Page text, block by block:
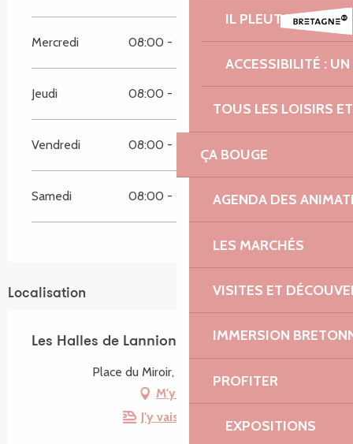
IL PLEUT ? RIEN À
ACCESSIBILITÉ :
TOUS LES LOISIRS
ÇA BOUGE
AGENDA DES
LES MARCHÉS
VISITES ET
IMMERSION
PROFITER
EXPOSITIONS
Mercredi 08:00 - 13:00
Jeudi 08:00 - 13:00
Vendredi 08:00 - 13:00
Samedi 08:00 - 13:00
Localisation
Les Halles de Lannion
Place du Miroir, 22300 Lannion
M'y rendre
J'y vais en train !